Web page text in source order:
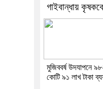
গাইবান্ধায়
মুজিববর্ষ উদযাপনে
কোটি ৯১ লাখ টাকা